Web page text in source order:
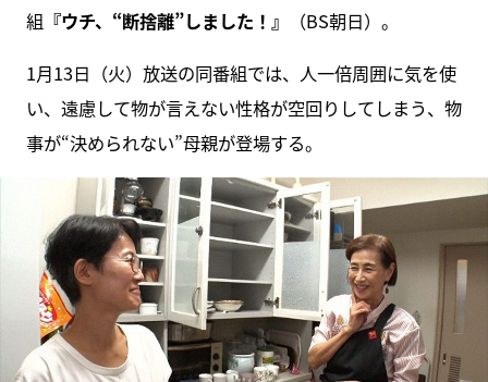
組 『ウチ、“断捨離”しました！』 （BS朝日）。
1月13日（火）放送の同番組では、人一倍周囲に気を使
い、遠慮して物が言えない性格が空回りしてしまう、物
事が“決められない”母親が登場する。